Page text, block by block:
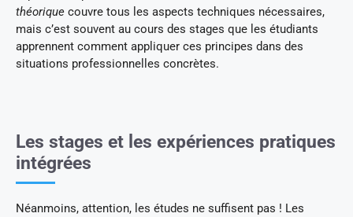
théorique couvre tous les aspects techniques nécessaires,
mais c’est souvent au cours des stages que les étudiants
apprennent comment appliquer ces principes dans des
situations professionnelles concrètes.
Les stages et les expériences pratiques
intégrées
Néanmoins, attention, les études ne suffisent pas ! Les